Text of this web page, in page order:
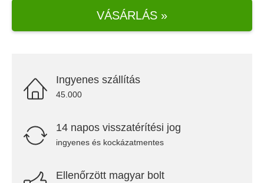
VÁSÁRLÁS »
Ingyenes szállítás
45.000
14 napos visszatérítési jog
ingyenes és kockázatmentes
Ellenőrzött magyar bolt